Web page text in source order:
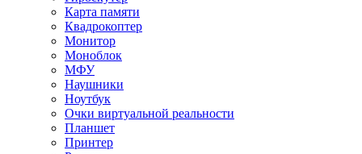
Карта памяти
Квадрокоптер
Монитор
Моноблок
МФУ
Наушники
Ноутбук
Очки виртуальной реальности
Планшет
Принтер